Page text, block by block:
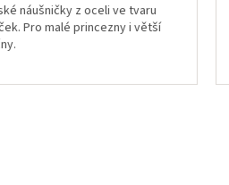
náušničky z oceli ve tvaru
Pro malé princezny i větší